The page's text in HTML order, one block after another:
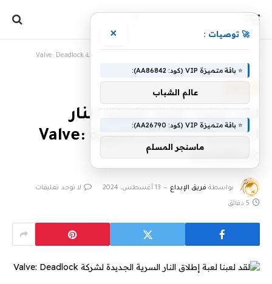
لقد لعبنا لعبة إطلاق النار السرية الجديدة لشركة Valve: Deadlock
لقد لعبنا لعبة إطلاق النار
السرية الجديدة لشركة Valve:
Deadlock
بواسطة فريق الإبداع 13 أغسطس، 2024 لا توجد تعليقات
5 دقائق
🚀 توصيات : ×
⭐ باقة متميزة VIP (كود: AA86842):
عالم الشباب
⭐ باقة متميزة VIP (كود: AA26790):
ماسنجر المسلم